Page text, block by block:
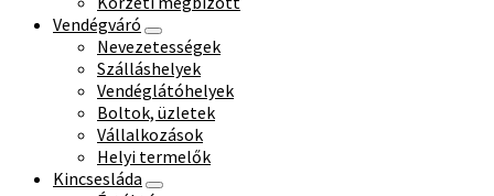
Vendégváró
Nevezetességek
Szálláshelyek
Vendéglátóhelyek
Boltok, üzletek
Vállalkozások
Helyi termelők
Kincsesláda